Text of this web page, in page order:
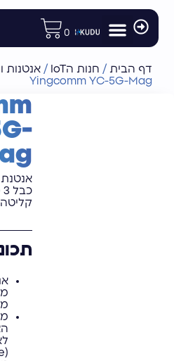
לתוכן
0
דף הבית / חנות הIoT /אנטנות
Yingcomm YC-5G-Mag
(Faraday Cage)